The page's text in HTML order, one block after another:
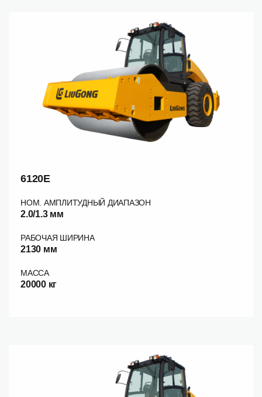
6120E
НОМ. АМПЛИТУДНЫЙ ДИАПАЗОН
2.0/1.3 мм
РАБОЧАЯ ШИРИНА
2130 мм
МАССА
20000 кг